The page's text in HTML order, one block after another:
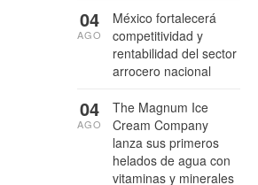
México fortalecerá
competitividad y
rentabilidad del sector
arrocero nacional
04
AGO
The Magnum Ice
Cream Company
lanza sus primeros
helados de agua con
vitaminas y minerales
04
AGO